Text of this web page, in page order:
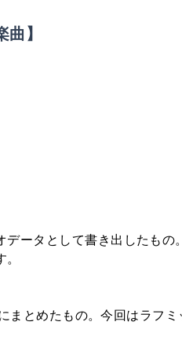
】
データとして書き出したも
まとめたもの。今回はラフ